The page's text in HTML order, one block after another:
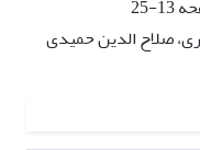
13-25
صلاح الدین حمیدی